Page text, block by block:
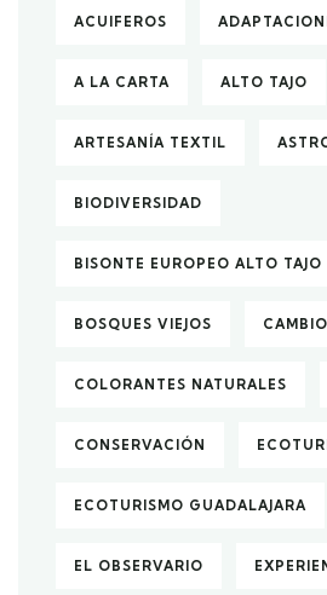
ACUIFEROS
A LA CARTA ALTO TAJO
ARTESANÍA TEXTIL
BIODIVERSIDAD
BISONTE EUROPEO ALTO TAJO
BOSQUES VIEJOS
COLORANTES NATURALES
CONSERVACIÓN
ECOTURISMO GUADALAJARA
EL OBSERVARIO